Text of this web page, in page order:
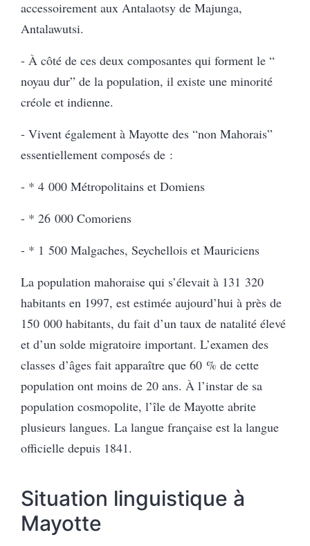
accessoirement aux Antalaotsy de Majunga,
Antalawutsi.
- À côté de ces deux composantes qui forment le “
noyau dur” de la population, il existe une minorité
créole et indienne.
- Vivent également à Mayotte des “non Mahorais”
essentiellement composés de :
- * 4 000 Métropolitains et Domiens
- * 26 000 Comoriens
- * 1 500 Malgaches, Seychellois et Mauriciens
La population mahoraise qui s’élevait à 131 320
habitants en 1997, est estimée aujourd’hui à près de
150 000 habitants, du fait d’un taux de natalité élevé
et d’un solde migratoire important. L’examen des
classes d’âges fait apparaître que 60 % de cette
population ont moins de 20 ans. À l’instar de sa
population cosmopolite, l’île de Mayotte abrite
plusieurs langues. La langue française est la langue
officielle depuis 1841.
Situation linguistique à
Mayotte